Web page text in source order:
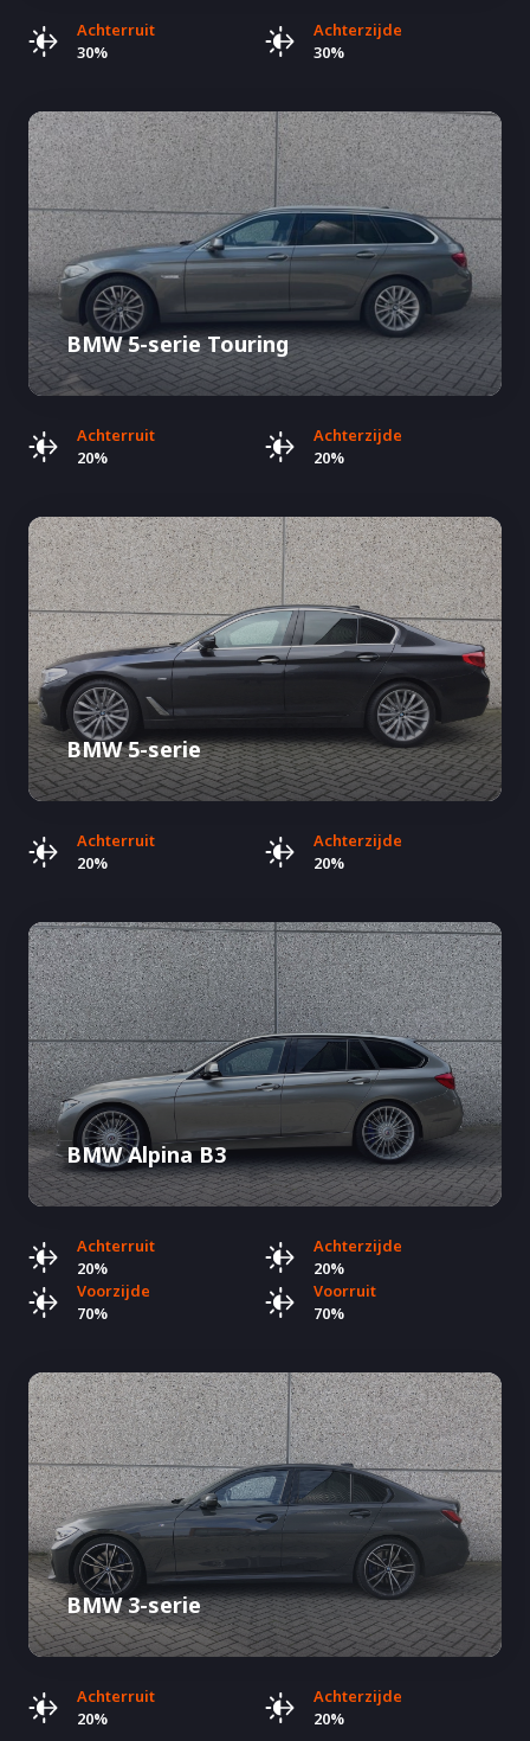
Achterruit
30%
Achterzijde
30%
BMW 5-serie Touring
Achterruit
20%
Achterzijde
20%
BMW 5-serie
Achterruit
20%
Achterzijde
20%
BMW Alpina B3
Achterruit
20%
Achterzijde
20%
Voorzijde
70%
Voorruit
70%
BMW 3-serie
Achterruit
20%
Achterzijde
20%